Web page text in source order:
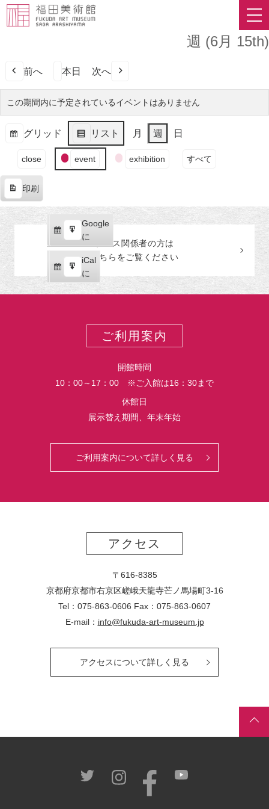
週 (6月 15th)
前へ 本日 次へ
この期間内に予定されているイベントはありません
グリッド
表
リスト
表
月 週 日
ン
の
カ
テ
ゴ
close event exhibition すべて
印刷
示
Google
で
購
読
iCal
で
購
読
Google
に
エ
ク
ス
ポ
iCal
に
エ
ク
プレス関係者の方は
こちらをご覧ください
ご利用案内
開館時間
10：00～17：00 ※ご入館は16：30まで
休館日
展示替え期間、年末年始
ご利用案内について詳しく見る
アクセス
〒616-8385
京都府京都市右京区嵯峨天龍寺芒ノ馬場町3-16
Tel：075-863-0606 Fax：075-863-0607
E-mail： info@fukuda-art-museum.jp
アクセスについて詳しく見る